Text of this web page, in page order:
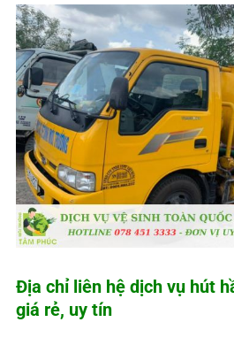
Địa chỉ liên hệ dịch vụ hút
giá rẻ, uy tín